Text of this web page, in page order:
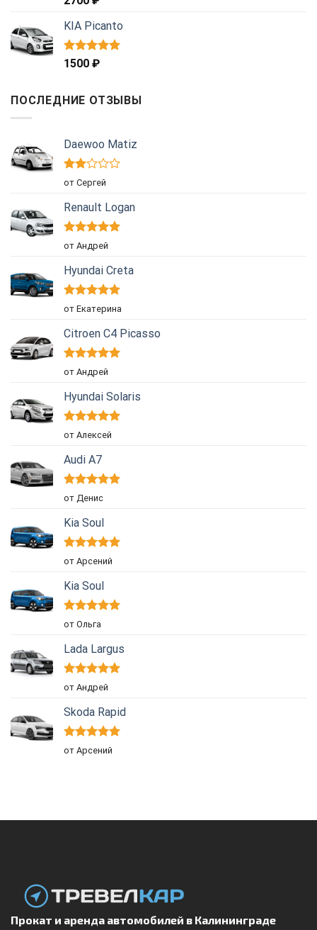
KIA Picanto
Оценка
1500 ₽
ПОСЛЕДНИЕ ОТЗЫВЫ
Daewoo Matiz
Оценка
5
от Сергей
Renault Logan
Оценка5
от Андрей
Hyundai Creta
Оценка5
от Екатерина
Citroen C4 Picasso
Оценка5
от Андрей
Hyundai Solaris
Оценка5
от Алексей
Audi A7
Оценка
от Денис
Kia Soul
Оценка5
из 5
от Арсений
Kia Soul
Оценка
от Ольга
Lada Largus
Оценка5
от Андрей
Skoda Rapid
Оценка5
из 5
от Арсений
Прокат и аренда автомобилей в Калининграде